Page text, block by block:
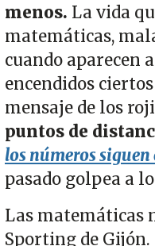
menos. La vida
matemáticas,
cuando aparecen
encendidos
mensaje de los
puntos de
los números
pasado golpea a
Las matemáticas
Sporting de Gijón.